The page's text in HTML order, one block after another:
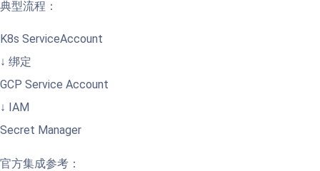
典型流程：
K8s ServiceAccount
↓ 绑定
GCP Service Account
↓ IAM
Secret Manager
官方集成参考：